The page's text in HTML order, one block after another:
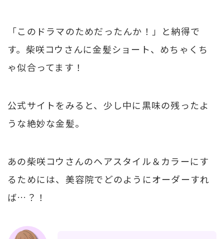
「このドラマのためだったんか！」と納得で
す。柴咲コウさんに金髪ショート、めちゃくち
ゃ似合ってます！
公式サイトをみると、少し中に黒味の残ったよ
うな絶妙な金髪。
あの柴咲コウさんのヘアスタイル＆カラーにす
るためには、美容院でどのようにオーダーすれ
ば…？！